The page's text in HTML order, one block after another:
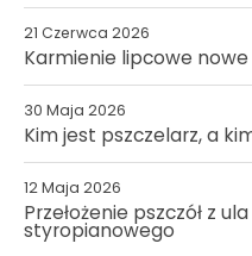
21 Czerwca 2026
Karmienie lipcowe
30 Maja 2026
Kim jest pszczelarz, a
12 Maja 2026
Przełożenie pszczół z
styropianowego